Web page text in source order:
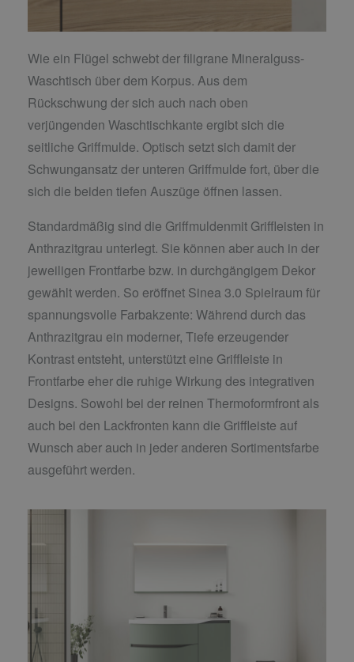
Wie ein Flügel schwebt der filigrane Mineralguss-
Waschtisch über dem Korpus. Aus dem
Rückschwung der sich auch nach oben
verjüngenden Waschtischkante ergibt sich die
seitliche Griffmulde. Optisch setzt sich damit der
Schwungansatz der unteren Griffmulde fort, über die
sich die beiden tiefen Auszüge öffnen lassen.
Standardmäßig sind die Griffmuldenmit Griffleisten in
Anthrazitgrau unterlegt. Sie können aber auch in der
jeweiligen Frontfarbe bzw. in durchgängigem Dekor
gewählt werden. So eröffnet Sinea 3.0 Spielraum für
spannungsvolle Farbakzente: Während durch das
Anthrazitgrau ein moderner, Tiefe erzeugender
Kontrast entsteht, unterstützt eine Griffleiste in
Frontfarbe eher die ruhige Wirkung des integrativen
Designs. Sowohl bei der reinen Thermoformfront als
auch bei den Lackfronten kann die Griffleiste auf
Wunsch aber auch in jeder anderen Sortimentsfarbe
ausgeführt werden.